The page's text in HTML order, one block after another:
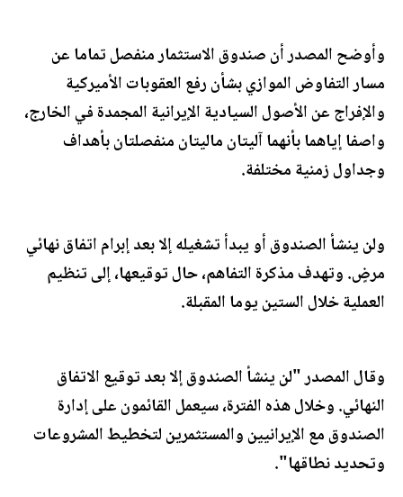
وأوضح المصدر أن صندوق الاستثمار منفصل تماما عن
مسار التفاوض الموازي بشأن رفع العقوبات الأميركية
والإفراج عن الأصول السيادية الإيرانية المجمدة في الخارج،
واصفا إياهما بأنهما آليتان ماليتان منفصلتان بأهداف
وجداول زمنية مختلفة.
ولن ينشأ الصندوق أو يبدأ تشغيله إلا بعد إبرام اتفاق نهائي
مرضٍ. وتهدف مذكرة التفاهم، حال توقيعها، إلى تنظيم
العملية خلال الستين يوما المقبلة.
وقال المصدر "لن ينشأ الصندوق إلا بعد توقيع الاتفاق
النهائي. وخلال هذه الفترة، سيعمل القائمون على إدارة
الصندوق مع الإيرانيين والمستثمرين لتخطيط المشروعات
وتحديد نطاقها".